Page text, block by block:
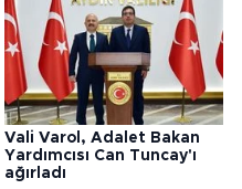
Vali Varol, Adalet Bakan
Yardımcısı Can Tuncay'ı
ağırladı